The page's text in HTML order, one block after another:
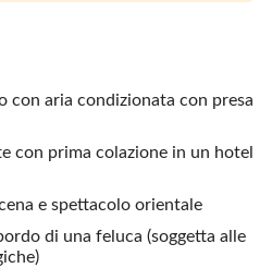
e la vista panoramica
concludete la vostra
tranquilla navigazione in feluca
e nella cultura dell'Egitto.
con aria condizionata con presa
con prima colazione in un hotel
e spettacolo orientale
di una feluca (soggetta alle